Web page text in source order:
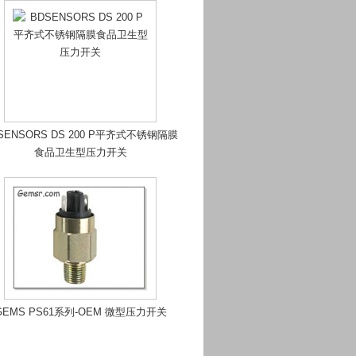
DS 200 P平齐式不锈钢隔膜
食品卫生型压力开关
PS61系列-OEM 微型压力开关